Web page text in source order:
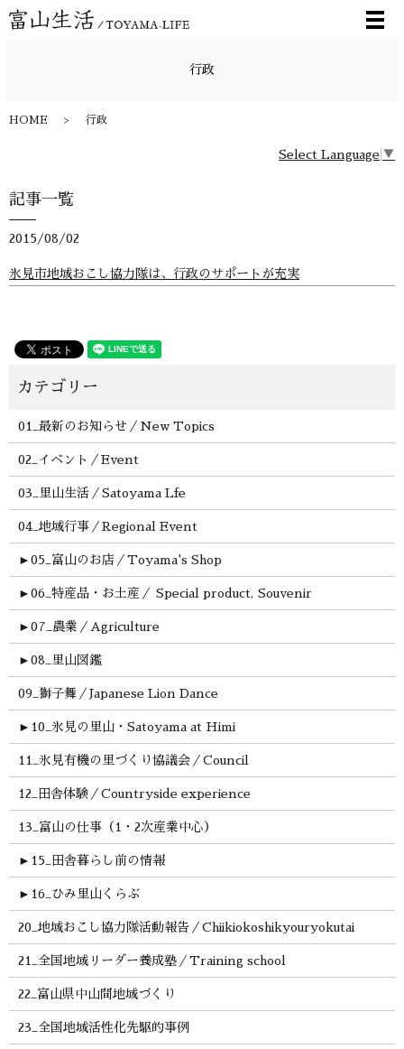
メ
行政
HOME 行政
Select Language ▼
記事一覧
2015/08/02
氷見市地域おこし協力隊は、行政のサポートが充実
01_最新のお知らせ／New Topics
02_イベント／Event
03_里山生活／Satoyama Lfe
04_地域行事／Regional Event
► 05_富山のお店／Toyama's Shop
► 06_特産品・お土産／ Special product, Souvenir
► 07_農業／Agriculture
► 08_里山図鑑
09_獅子舞／Japanese Lion Dance
► 10_氷見の里山・Satoyama at Himi
11_氷見有機の里づくり協議会／Council
12_田舎体験／Countryside experience
13_富山の仕事（1・2次産業中心）
► 15_田舎暮らし前の情報
► 16_ひみ里山くらぶ
20_地域おこし協力隊活動報告／Chiikiokoshikyouryokutai
21_全国地域リーダー養成塾／Training school
22_富山県中山間地域づくり
23_全国地域活性化先駆的事例